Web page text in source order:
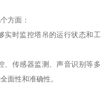
方面：
实时监控塔吊的运行状态和工
、传感器监测、声音识别等多
面性和准确性。